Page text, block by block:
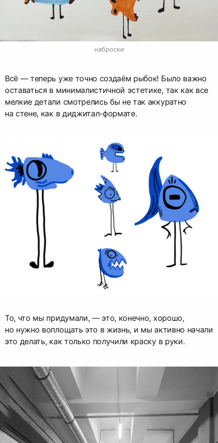
наброски
Всё — теперь уже точно создаём рыбок! Было важно
оставаться в минималистичной эстетике, так как все
мелкие детали смотрелись бы не так аккуратно
на стене, как в диджитал-формате.
То, что мы придумали, — это, конечно, хорошо,
но нужно воплощать это в жизнь, и мы активно начали
это делать, как только получили краску в руки.